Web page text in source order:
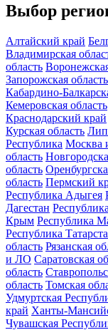
Выбор
Алтайский край
Владимирская
область
Запорожская область
Кабардино-
Кемеровская область
Краснодарский край
Курская область
Республика Москва
область
область
область Пермский
Республика Адыгея
Дагестан
Крым Республика
Республика
область Рязанская
и ЛО Саратовская
область
область Томская
Удмуртская
край Ханты-
Чувашская